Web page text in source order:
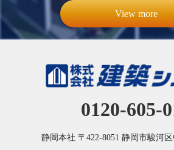
View more
0120-605-
静岡本社 〒422-8051 静岡市駿河区